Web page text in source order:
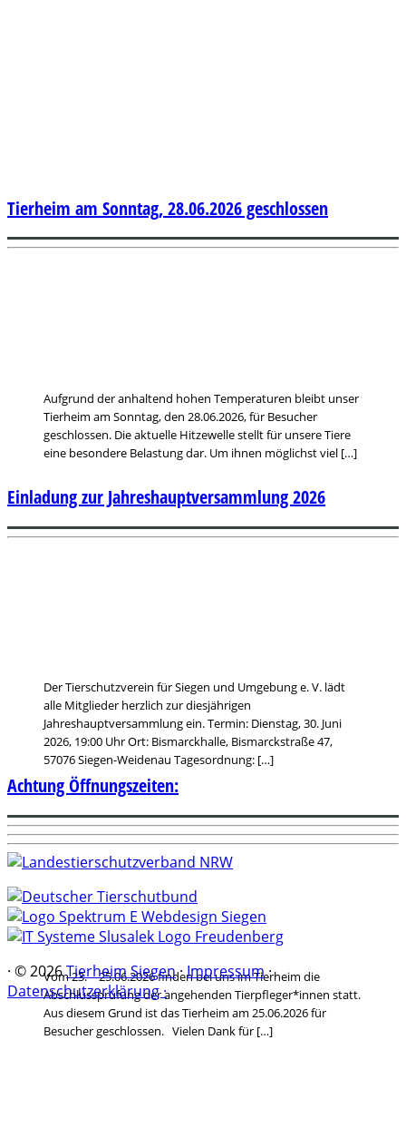
Aufgrund der anhaltend hohen Temperaturen bleibt unser
Tierheim am Sonntag, den 28.06.2026, für Besucher
geschlossen. Die aktuelle Hitzewelle stellt für unsere Tiere
eine besondere Belastung dar. Um ihnen möglichst viel […]
Tierheim am Sonntag, 28.06.2026 geschlossen
Der Tierschutzverein für Siegen und Umgebung e. V. lädt
alle Mitglieder herzlich zur diesjährigen
Jahreshauptversammlung ein. Termin: Dienstag, 30. Juni
2026, 19:00 Uhr Ort: Bismarckhalle, Bismarckstraße 47,
57076 Siegen-Weidenau Tagesordnung: […]
Einladung zur Jahreshauptversammlung 2026
Vom 23. – 25.06.2026 finden bei uns im Tierheim die
Abschlussprüfung der angehenden Tierpfleger*innen statt.
Aus diesem Grund ist das Tierheim am 25.06.2026 für
Besucher geschlossen. Vielen Dank für […]
Achtung Öffnungszeiten:
· © 2026Tierheim Siegen·Impressum·
Datenschutzerklärung ·